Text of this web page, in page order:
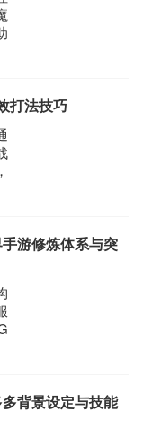
打法技巧
游修炼体系与突
背景设定与技能